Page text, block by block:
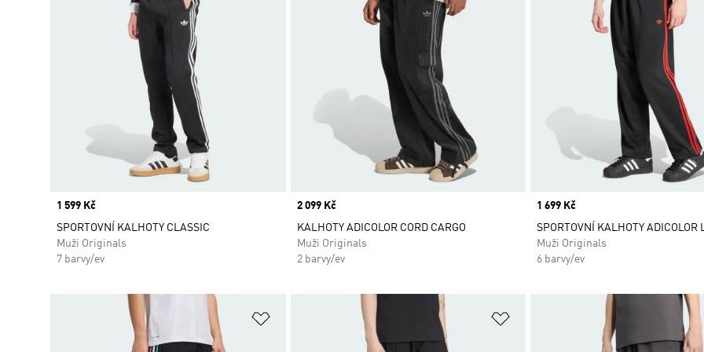
Price
1 599 Kč
SPORTOVNÍ KALHOTY CLASSIC
Muži Originals
7 barvy/ev
Price
2 099 Kč
KALHOTY ADICOLOR CORD CARGO
Muži Originals
2 barvy/ev
Price
1 699 Kč
SPORTOVNÍ KALHOTY ADICOLOR
Muži Originals
6 barvy/ev
Přidat do seznamu přání Přidat do seznamu přání